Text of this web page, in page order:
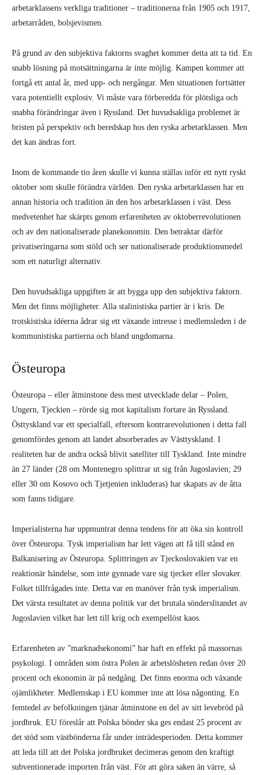
arbetarklassens verkliga traditioner – traditionerna från 1905 och 1917,
arbetarråden, bolsjevismen.
På grund av den subjektiva faktorns svaghet kommer detta att ta tid. En
snabb lösning på motsättningarna är inte möjlig. Kampen kommer att
fortgå ett antal år, med upp- och nergångar. Men situationen fortsätter
vara potentiellt explosiv. Vi måste vara förberedda för plötsliga och
snabba förändringar även i Ryssland. Det huvudsakliga problemet är
bristen på perspektiv och beredskap hos den ryska arbetarklassen. Men
det kan ändras fort.
Inom de kommande tio åren skulle vi kunna ställas inför ett nytt ryskt
oktober som skulle förändra världen. Den ryska arbetarklassen har en
annan historia och tradition än den hos arbetarklassen i väst. Dess
medvetenhet har skärpts genom erfarenheten av oktoberrevolutionen
och av den nationaliserade planekonomin. Den betraktar därför
privatiseringarna som stöld och ser nationaliserade produktionsmedel
som ett naturligt alternativ.
Den huvudsakliga uppgiften är att bygga upp den subjektiva faktorn.
Men det finns möjligheter. Alla stalinistiska partier är i kris. De
trotskistiska idéerna ådrar sig ett växande intresse i medlemsleden i de
kommunistiska partierna och bland ungdomarna.
Östeuropa
Östeuropa – eller åtminstone dess mest utvecklade delar – Polen,
Ungern, Tjeckien – rörde sig mot kapitalism fortare än Ryssland.
Östtyskland var ett specialfall, eftersom kontrarevolutionen i detta fall
genomfördes genom att landet absorberades av Västtyskland. I
realiteten har de andra också blivit satelliter till Tyskland. Inte mindre
än 27 länder (28 om Montenegro splittrar ut sig från Jugoslavien; 29
eller 30 om Kosovo och Tjetjenien inkluderas) har skapats av de åtta
som fanns tidigare.
Imperialisterna har uppmuntrat denna tendens för att öka sin kontroll
över Östeuropa. Tysk imperialism har lett vägen att få till stånd en
Balkanisering av Östeuropa. Splittringen av Tjeckoslovakien var en
reaktionär händelse, som inte gynnade vare sig tjecker eller slovaker.
Folket tillfrågades inte. Detta var en manöver från tysk imperialism.
Det värsta resultatet av denna politik var det brutala sönderslitandet av
Jugoslavien vilket har lett till krig och exempellöst kaos.
Erfarenheten av ”marknadsekonomi” har haft en effekt på massornas
psykologi. I områden som östra Polen är arbetslösheten redan över 20
procent och ekonomin är på nedgång. Det finns enorma och växande
ojämlikheter. Medlemskap i EU kommer inte att lösa någonting. En
femtedel av befolkningen tjänar åtminstone en del av sitt levebröd på
jordbruk. EU föreslår att Polska bönder ska ges endast 25 procent av
det stöd som västbönderna får under inträdesperioden. Detta kommer
att leda till att det Polska jordbruket decimeras genom den kraftigt
subventionerade importen från väst. För att göra saken än värre, så